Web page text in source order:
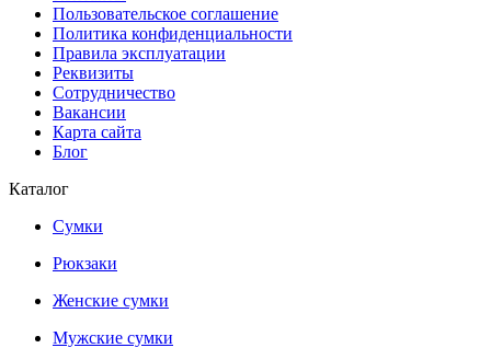
Пользовательское соглашение
Политика конфиденциальности
Правила эксплуатации
Реквизиты
Сотрудничество
Вакансии
Карта сайта
Блог
Каталог
Сумки
Рюкзаки
Женские сумки
Мужские сумки